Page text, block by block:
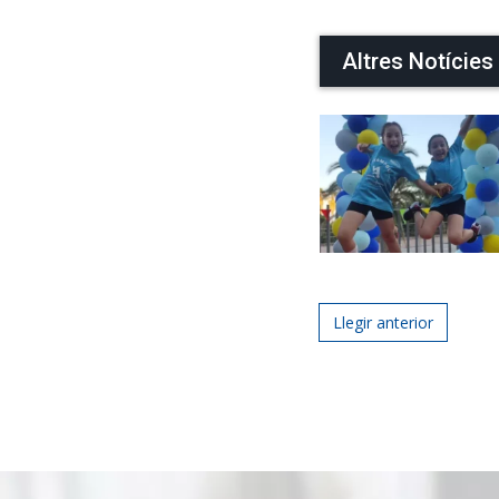
Altres Notícies
Post
Llegir anterior